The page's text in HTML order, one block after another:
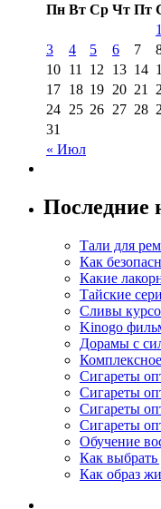
Пн Вт Ср Чт Пт
« Июл
1
3
4 5 6 7
10 11 12 13 14
17 18 19 20 21
24 25 26 27 28
31
Последние
Тали для
Как
Какие
Тайские
Сливы
Kinogo
Дорамы с
Сигареты
Сигареты
Сигареты
Сигареты
Обучение
Как
Как образ